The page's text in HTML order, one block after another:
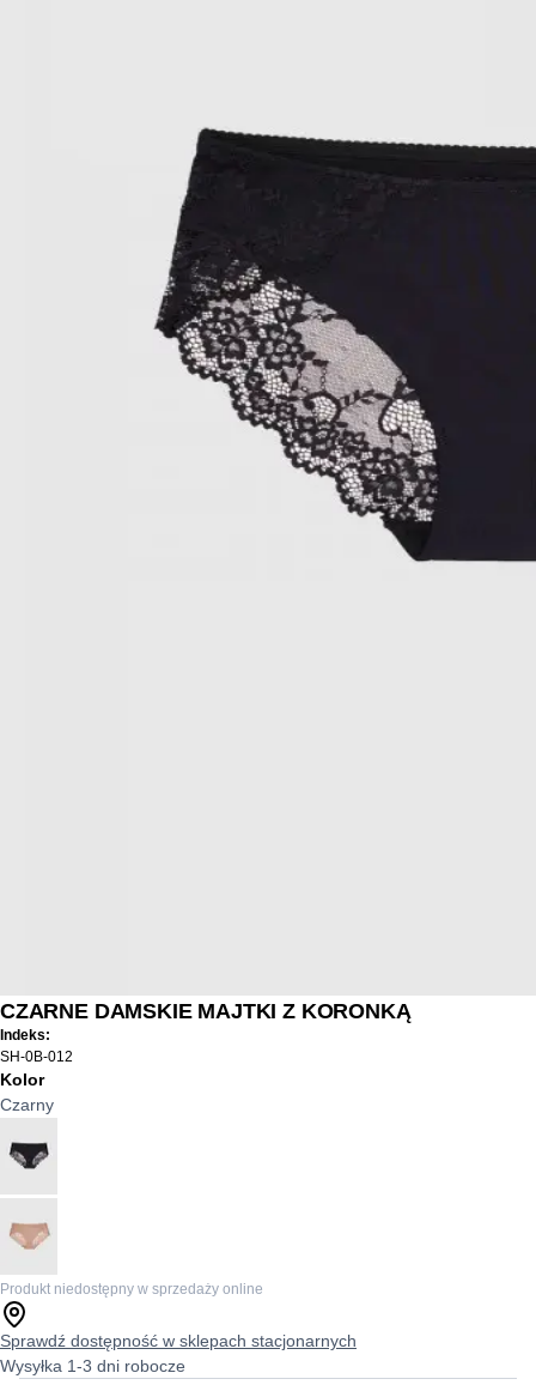
CZARNE DAMSKIE MAJTKI Z KORONKĄ
Indeks:
SH-0B-012
Kolor
Czarny
Produkt niedostępny w sprzedaży online
Sprawdź dostępność w sklepach stacjonarnych
Wysyłka 1-3 dni robocze